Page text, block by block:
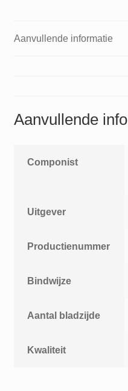
aantal
Aanvullende informatie
Aanvullende
Componist
Uitgever
Productienummer
Bindwijze
Aantal bladzijde
Kwaliteit